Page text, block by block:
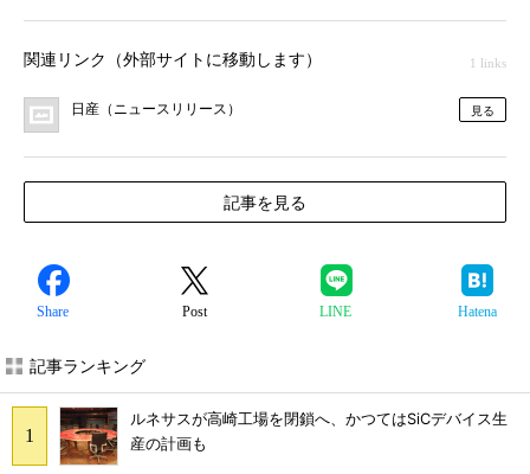
関連リンク（外部サイトに移動します） 1 links
日産（ニュースリリース） 見る
記事を見る
Share Post LINE Hatena
記事ランキング
ルネサスが高崎工場を閉鎖へ、かつてはSiCデバイス生
産の計画も